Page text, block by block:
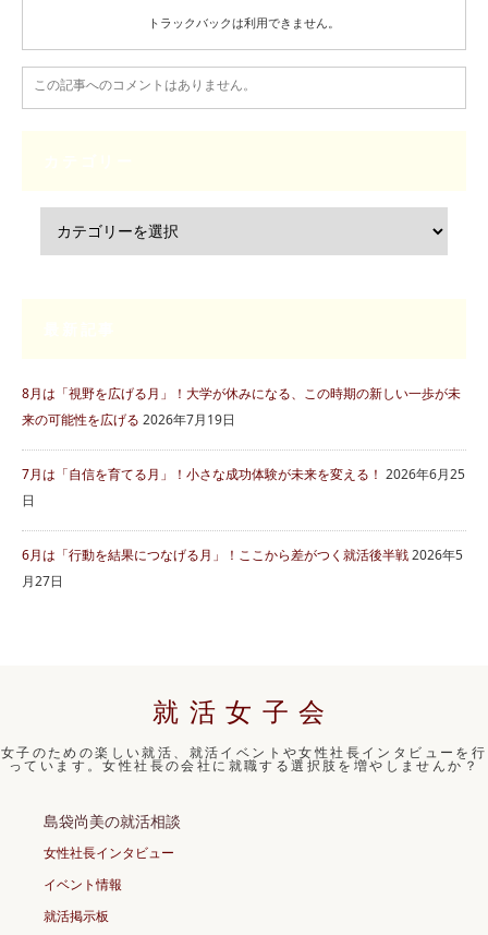
トラックバックは利用できません。
この記事へのコメントはありません。
8月は「視野を広げる月」！大学が休みになる、この時期の新しい一歩が未
来の可能性を広げる 2026年7月19日
7月は「自信を育てる月」！小さな成功体験が未来を変える！ 2026年6月25
日
6月は「行動を結果につなげる月」！ここから差がつく就活後半戦2026年5
月27日
就活女子会
女子のための楽しい就活、就活イベントや女性社長インタビューを行
っています。女性社長の会社に就職する選択肢を増やしませんか？
島袋尚美の就活相談
女性社長インタビュー
イベント情報
就活掲示板